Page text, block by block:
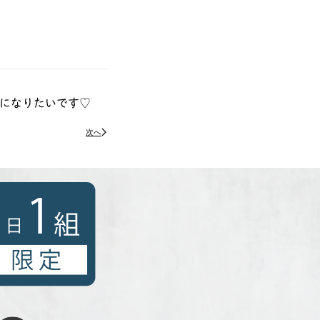
なりたいです♡
次へ